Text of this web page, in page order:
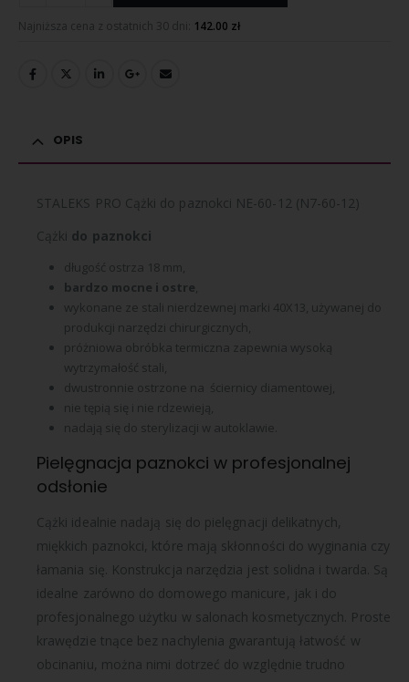
Najniższa cena z ostatnich 30 dni: 142.00 zł
OPIS
STALEKS PRO Cążki do paznokci NE-60-12 (N7-60-12)
Cążki do paznokci
długość ostrza 18 mm,
bardzo mocne i ostre,
wykonane ze stali nierdzewnej marki 40X13, używanej do
produkcji narzędzi chirurgicznych,
próżniowa obróbka termiczna zapewnia wysoką
wytrzymałość stali,
dwustronnie ostrzone na ściernicy diamentowej,
nie tępią się i nie rdzewieją,
nadają się do sterylizacji w autoklawie.
Pielęgnacja paznokci w profesjonalnej
odsłonie
Cążki idealnie nadają się do pielęgnacji delikatnych,
miękkich paznokci, które mają skłonności do wyginania czy
łamania się. Konstrukcja narzędzia jest solidna i twarda. Są
idealne zarówno do domowego manicure, jak i do
profesjonalnego użytku w salonach kosmetycznych. Proste
krawędzie tnące bez nachylenia gwarantują łatwość w
obcinaniu, można nimi dotrzeć do względnie trudno